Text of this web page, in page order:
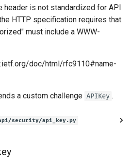
header is not standardized for API
HTTP specification requires that
must include a WWW-
doc/html/rfc9110#name-
a custom challenge APIKey .
security/api_key.py